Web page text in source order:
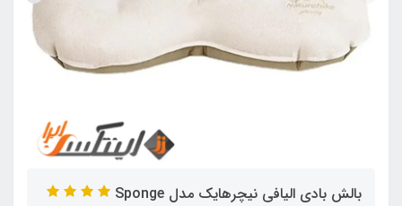
بالش بادی الیافی نیچرهایک مدل Sponge